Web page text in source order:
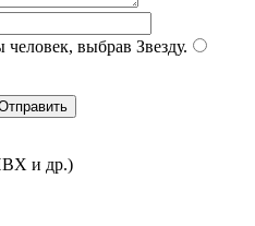
человек, выбрав Звезду.
и др.)